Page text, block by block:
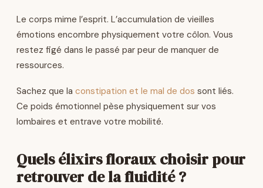
Le corps mime l’esprit. L’accumulation de vieilles
émotions encombre physiquement votre côlon. Vous
restez figé dans le passé par peur de manquer de
ressources.
Sachez que la constipation et le mal de dos sont liés.
Ce poids émotionnel pèse physiquement sur vos
lombaires et entrave votre mobilité.
Quels élixirs floraux choisir pour
retrouver de la fluidité ?